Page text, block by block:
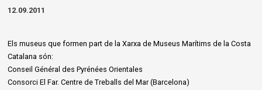
12.09.2011
Els museus que formen part de la Xarxa de Museus Marítims de la Costa
Catalana són:
Conseil Général des Pyrénées Orientales
Consorci El Far. Centre de Treballs del Mar (Barcelona)